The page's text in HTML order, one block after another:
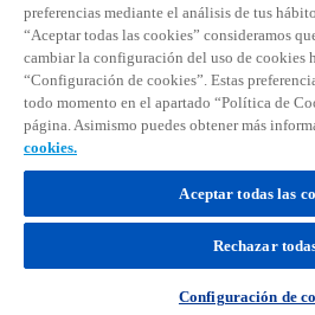
Carreras
s
e
b
e
s
e
b
r
e
e
s
e
b
r
e
e
Aviso legal Privacidad
© 2026 KPMG, S.A., sociedad anónima
organización global de KPMG de firmas
afiliadas a KPMG International Limited,
garantía. Todos los derechos reservados.
estructura de la organización global de
https://kpmg.com/governance.
preferencias mediante el análisis de tus
“Aceptar todas las cookies” consideramos
cambiar la configuración del uso de cookies
“Configuración de cookies”. Estas
todo momento en el apartado “Política de
página. Asimismo puedes obtener más
cookies.
Aceptar todas las
Rechazar
Configuración de